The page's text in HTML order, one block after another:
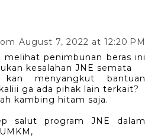
August 7, 2022 at 12:20 PM
melihat penimbunan beras ini
kesalahan JNE semata
menyangkut bantuan
ga ada pihak lain terkait?
kambing hitam saja.
salut program JNE dalam